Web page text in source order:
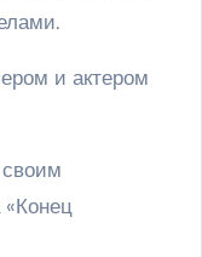
и актером